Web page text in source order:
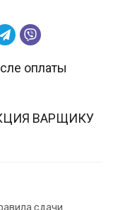
оплаты
ВАРЩИКУ
сдачи